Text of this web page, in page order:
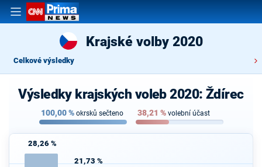
Krajské volby 2020
Celkové výsledky
Výsledky krajských voleb 2020: Ždírec
100,00% okrsků sečteno 38,21 % volební účast
28,26 %
21,73 %